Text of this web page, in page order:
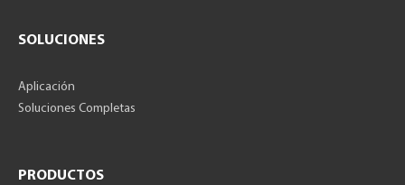
SOLUCIONES
Aplicación
Soluciones Completas
PRODUCTOS